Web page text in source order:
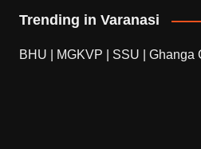
Trending in Varanasi
BHU MGKVP SSU Ghanga